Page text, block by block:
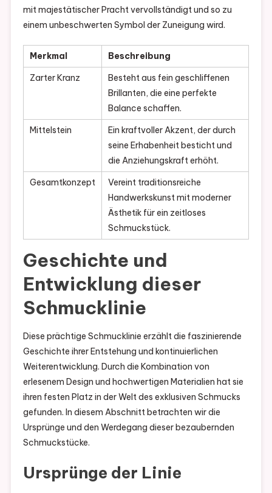
mit majestätischer Pracht vervollständigt und so zu
einem unbeschwerten Symbol der Zuneigung wird.
Merkmal
Beschreibung
Zarter Kranz
Besteht aus fein geschliffenen
Brillanten, die eine perfekte
Balance schaffen.
Mittelstein
Ein kraftvoller Akzent, der durch
seine Erhabenheit besticht und
die Anziehungskraft erhöht.
Gesamtkonzept
Vereint traditionsreiche
Handwerkskunst mit moderner
Ästhetik für ein zeitloses
Schmuckstück.
Geschichte und
Entwicklung dieser
Schmucklinie
Diese prächtige Schmucklinie erzählt die faszinierende
Geschichte ihrer Entstehung und kontinuierlichen
Weiterentwicklung. Durch die Kombination von
erlesenem Design und hochwertigen Materialien hat sie
ihren festen Platz in der Welt des exklusiven Schmucks
gefunden. In diesem Abschnitt betrachten wir die
Ursprünge und den Werdegang dieser bezaubernden
Schmuckstücke.
Ursprünge der Linie